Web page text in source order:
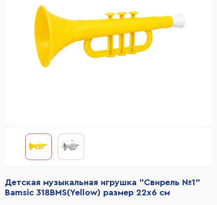
Детская музыкальная игрушка "Свирель №1"
Bamsic 318BMS(Yellow) размер 22х6 см